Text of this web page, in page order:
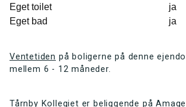
Eget toilet
ja
Eget bad
ja
Ventetiden på boligerne på denne
mellem 6 - 12 måneder.
Tårnby Kollegiet er beliggende på